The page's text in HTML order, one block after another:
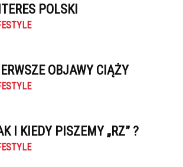
POLSKI
OBJAWY CIĄŻY
I KIEDY PISZEMY „RZ” ?